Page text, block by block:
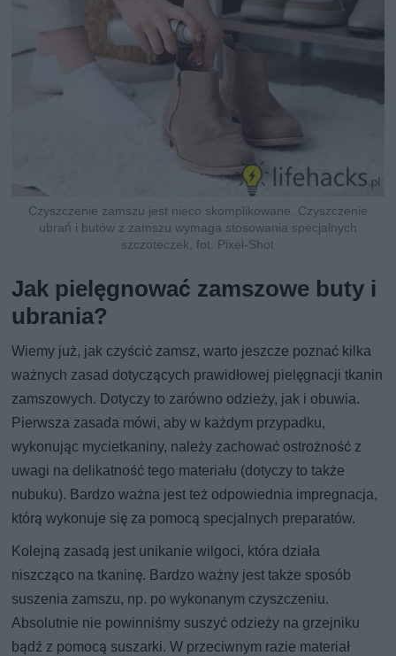
Czyszczenie zamszu jest nieco skomplikowane. Czyszczenie
ubrań i butów z zamszu wymaga stosowania specjalnych
szczoteczek, fot. Pixel-Shot
Jak pielęgnować zamszowe buty i
ubrania?
Wiemy już, jak czyścić zamsz, warto jeszcze poznać kilka
ważnych zasad dotyczących prawidłowej pielęgnacji tkanin
zamszowych. Dotyczy to zarówno odzieży, jak i obuwia.
Pierwsza zasada mówi, aby w każdym przypadku,
wykonując mycietkaniny, należy zachować ostrożność z
uwagi na delikatność tego materiału (dotyczy to także
nubuku). Bardzo ważna jest też odpowiednia impregnacja,
którą wykonuje się za pomocą specjalnych preparatów.
Kolejną zasadą jest unikanie wilgoci, która działa
niszcząco na tkaninę. Bardzo ważny jest także sposób
suszenia zamszu, np. po wykonanym czyszczeniu.
Absolutnie nie powinniśmy suszyć odzieży na grzejniku
bądź z pomocą suszarki. W przeciwnym razie materiał